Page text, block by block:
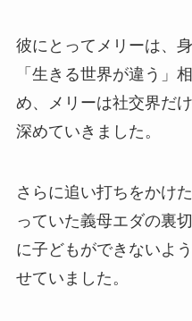
彼にとってメリーは、
「生きる世界が違う」
め、メリーは社交界だ
深めていきました。
さらに追い打ちをかけ
っていた義母エダの裏
に子どもができないよ
せていました。